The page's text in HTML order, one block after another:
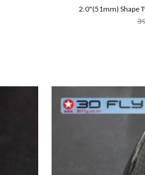
2.0"(51mm) Shape